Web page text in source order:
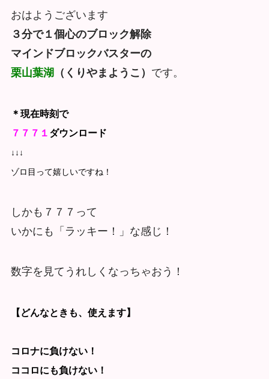
おはようございます
３分で１個心のブロック解除
マインドブロックバスターの
栗山葉湖 （くりやまようこ） です。
＊現在時刻で
７７７１ ダウンロード
↓↓↓
ゾロ目って嬉しいですね！
しかも７７７って
いかにも「ラッキー！」な感じ！
数字を見てうれしくなっちゃおう！
【どんなときも、使えます】
コロナに負けない！
ココロにも負けない！